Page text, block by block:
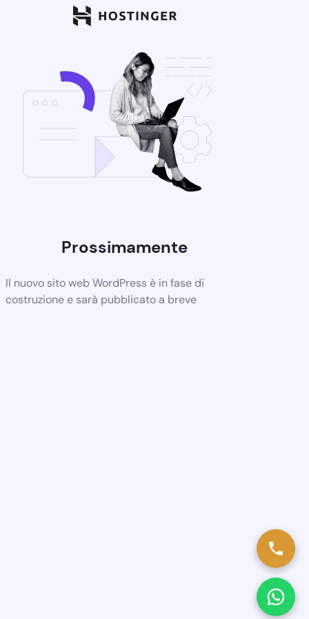
Prossimamente
Il nuovo sito web WordPress è in fase di
costruzione e sarà pubblicato a breve